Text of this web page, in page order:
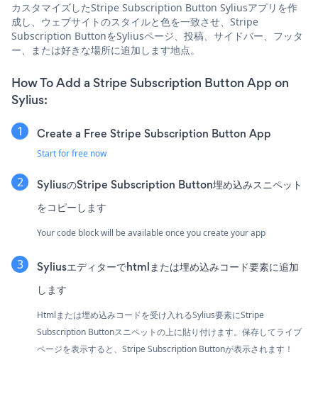
カスタマイズしたStripe Subscription Button Syliusアプリを作
成し、ウェブサイトのスタイルと色を一致させ、Stripe
Subscription ButtonをSyliusページ、投稿、サイドバー、フッタ
ー、または好きな場所に追加します地点。
How To Add a Stripe Subscription Button App on
Sylius:
Create a Free Stripe Subscription Button App
Start for free now
SyliusのStripe Subscription Button埋め込みスニペット
をコピーします
Your code block will be available once you create your app
Syliusエディターでhtmlまたは埋め込みコード要素に追加
します
Htmlまたは埋め込みコードを受け入れるSylius要素にStripe
Subscription Buttonスニペットの上に貼り付けます。保存してライブ
ページを表示すると、Stripe Subscription Buttonが表示されます！